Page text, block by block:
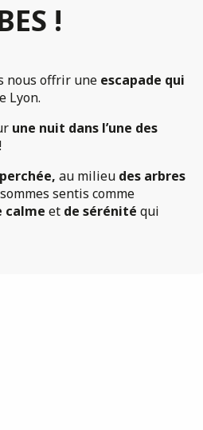
!
nous offrir une escapade qui
Lyon.
une nuit dans l’une des
au milieu des arbres
sentis comme
calme et de sérénité qui